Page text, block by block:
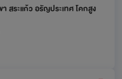
สระแก้ว อรัญประเทศ โคกสูง